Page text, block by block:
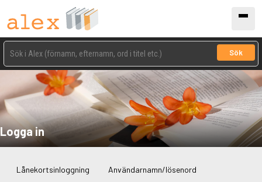
Sök
Logga in
Lånekortsinloggning Användarnamn/lösenord